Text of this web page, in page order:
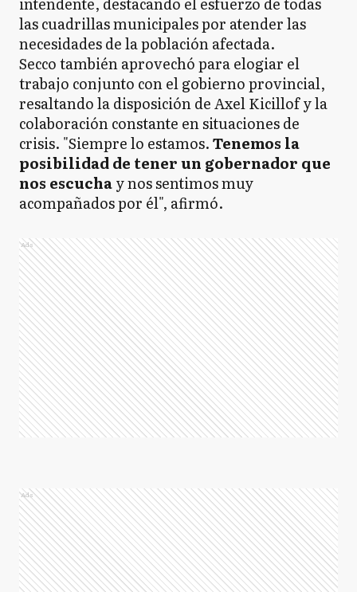
las cuadrillas municipales por atender las
necesidades de la población afectada.
Secco también aprovechó para elogiar el
trabajo conjunto con el gobierno provincial,
resaltando la disposición de Axel Kicillof y la
colaboración constante en situaciones de
crisis. "Siempre lo estamos.Tenemos la
posibilidad de tener un gobernador que
nos escuchay nos sentimos muy
acompañados por él", afirmó.
Ads
Ads